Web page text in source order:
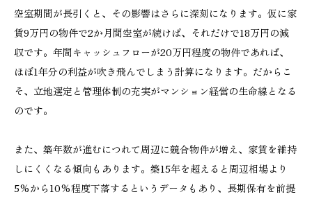
空室期間が長引くと、その影響はさらに深刻になります。仮に家
賃9万円の物件で2か月間空室が続けば、それだけで18万円の減
収です。年間キャッシュフローが20万円程度の物件であれば、
ほぼ1年分の利益が吹き飛んでしまう計算になります。だからこ
そ、立地選定と管理体制の充実がマンション経営の生命線となる
のです。
また、築年数が進むにつれて周辺に競合物件が増え、家賃を維持
しにくくなる傾向もあります。築15年を超えると周辺相場より
5%から10%程度下落するというデータもあり、長期保有を前提